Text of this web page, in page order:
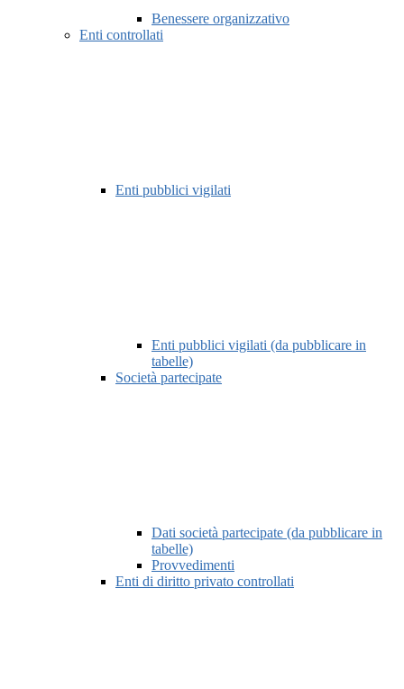
Benessere organizzativo
Enti controllati
Enti pubblici vigilati
Enti pubblici vigilati (da pubblicare in
tabelle)
Società partecipate
Dati società partecipate (da pubblicare in
tabelle)
Provvedimenti
Enti di diritto privato controllati